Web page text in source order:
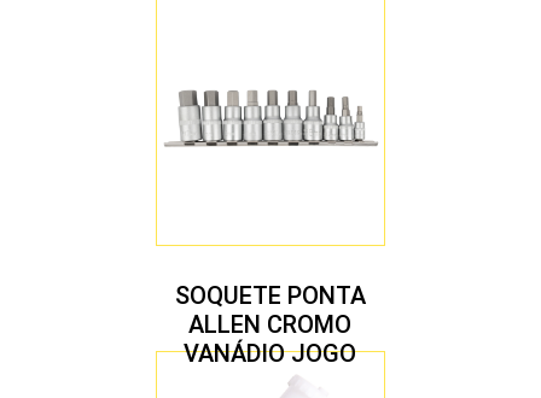
SOQUETE PONTA
ALLEN CROMO
VANÁDIO JOGO
COM 10 PEÇAS